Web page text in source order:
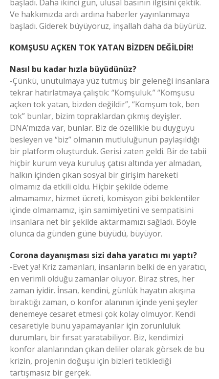
başladı. Daha ikinci gün, ulusal basının ilgisini çektik.
Ve hakkımızda ardı ardına haberler yayınlanmaya
başladı. Giderek büyüyoruz, inşallah daha da büyürüz.
KOMŞUSU AÇKEN TOK YATAN BİZDEN DEĞİLDİR!
Nasıl bu kadar hızla büyüdünüz?
-Çünkü, unutulmaya yüz tutmuş bir geleneği insanlara
tekrar hatırlatmaya çalıştık: “Komşuluk.” “Komşusu
açken tok yatan, bizden değildir”, “Komşum tok, ben
tok” bunlar, bizim topraklardan çıkmış deyişler.
DNA’mızda var, bunlar. Biz de özellikle bu duyguyu
besleyen ve “biz” olmanın mutluluğunun paylaşıldığı
bir platform oluşturduk. Gerisi zaten geldi. Bir de tabii
hiçbir kurum veya kuruluş çatısı altında yer almadan,
halkın içinden çıkan sosyal bir girişim hareketi
olmamız da etkili oldu. Hiçbir şekilde ödeme
almamamız, hizmet ücreti, komisyon gibi beklentiler
içinde olmamamız, işin samimiyetini ve sempatisini
insanlara net bir şekilde aktarmamızı sağladı. Böyle
olunca da günden güne büyüdü, büyüyor.
Corona dayanışması sizi daha yaratıcı mı yaptı?
-Evet ya! Kriz zamanları, insanların belki de en yaratıcı,
en verimli olduğu zamanlar oluyor. Biraz stres, her
zaman iyidir. İnsan, kendini, günlük hayatın akışına
bıraktığı zaman, o konfor alanının içinde yeni şeyler
denemeye cesaret etmesi çok kolay olmuyor. Kendi
cesaretiyle bunu yapamayanlar için zorunluluk
durumları, bir fırsat yaratabiliyor. Biz, kendimizi
konfor alanlarından çıkan deliler olarak görsek de bu
krizin, projenin doğuşu için bizleri tetiklediği
tartışmasız bir gerçek.